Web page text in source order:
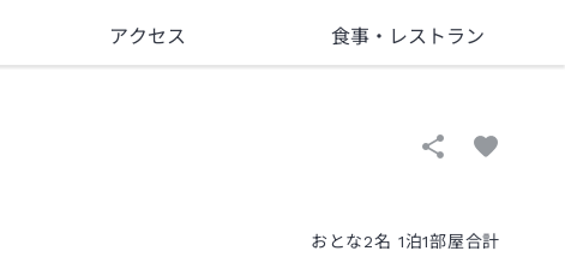
アクセス 食事・レストラン
おとな2名 1泊1部屋合計